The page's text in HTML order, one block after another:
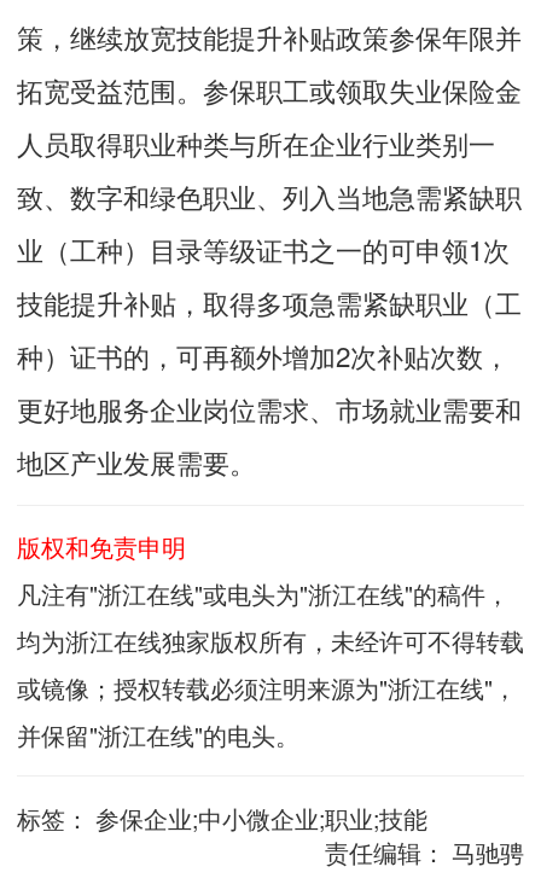
策，继续放宽技能提升补贴政策参保年限并
拓宽受益范围。参保职工或领取失业保险金
人员取得职业种类与所在企业行业类别一
致、数字和绿色职业、列入当地急需紧缺职
业（工种）目录等级证书之一的可申领1次
技能提升补贴，取得多项急需紧缺职业（工
种）证书的，可再额外增加2次补贴次数，
更好地服务企业岗位需求、市场就业需要和
地区产业发展需要。
版权和免责申明
凡注有"浙江在线"或电头为"浙江在线"的稿件，
均为浙江在线独家版权所有，未经许可不得转载
或镜像；授权转载必须注明来源为"浙江在线"，
并保留"浙江在线"的电头。
标签： 参保企业;中小微企业;职业;技能
责任编辑： 马驰骋